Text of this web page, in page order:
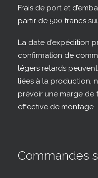
Frais de port et
partir de 500 francs
La date d’expédition
confirmation de
légers retards
liées à la production,
prévoir une marge de
effective de montage.
Commandes